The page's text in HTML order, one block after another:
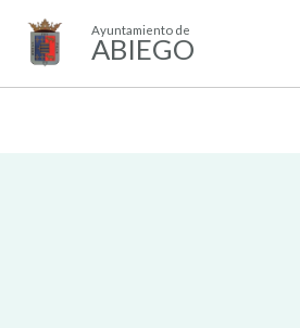
Ayuntamiento de
ABIEGO